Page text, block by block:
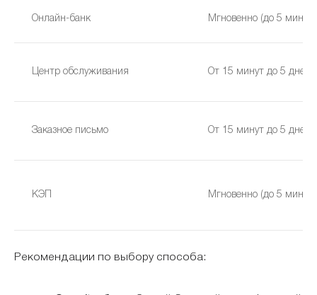
Онлайн-банк Мгновенно (до 5 минут)
Центр обслуживания От 15 минут до 5 дней
Заказное письмо От 15 минут до 5 дней
КЭП Мгновенно (до 5 минут)
Рекомендации по выбору способа: